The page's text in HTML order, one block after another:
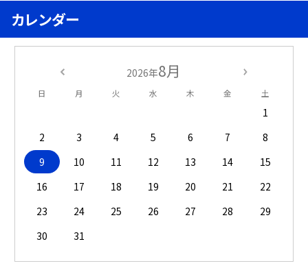
カレンダー
2026年8月
日 月 火 水 木 金 土
1
2
3 4 5 6 7
8
9
10 11 12 13 14
15
16
17 18 19 20 21
22
23
24 25 26 27 28
29
30
31